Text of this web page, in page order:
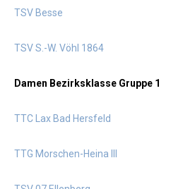
TSV Besse
TSV S.-W. Vöhl 1864
Damen Bezirksklasse Gruppe 1
TTC Lax Bad Hersfeld
TTG Morschen-Heina III